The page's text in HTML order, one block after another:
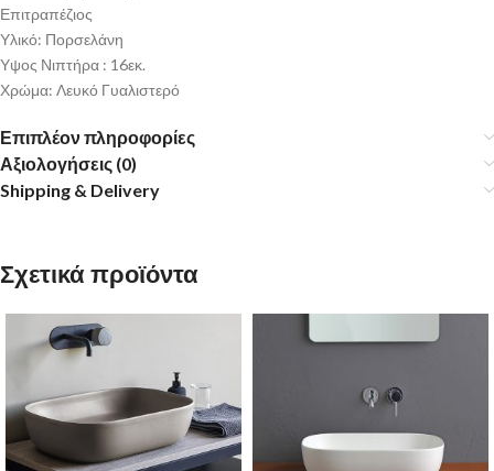
Επιτραπέζιος
Υλικό: Πορσελάνη
Υψος Νιπτήρα : 16εκ.
Χρώμα: Λευκό Γυαλιστερό
Επιπλέον πληροφορίες
Αξιολογήσεις (0)
Shipping & Delivery
Σχετικά προϊόντα